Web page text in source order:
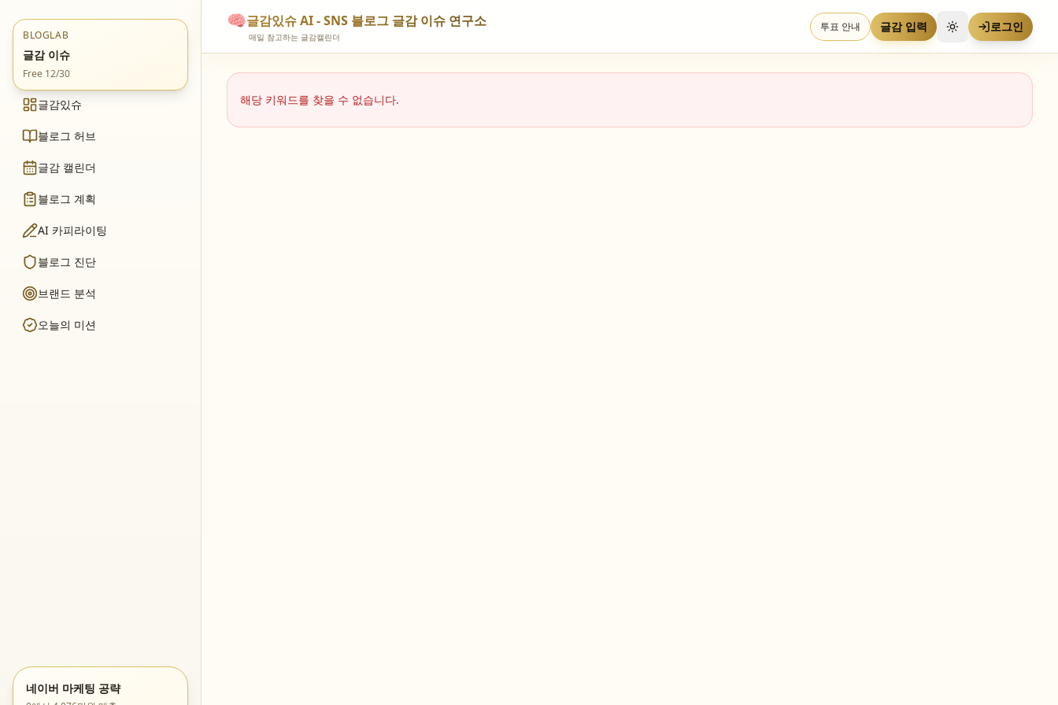
BLOGLAB
글감 이슈
Free 12/30
글감있슈
블로그 허브
글감 캘린더
블로그 계획
AI 카피라이팅
블로그 진단
브랜드 분석
오늘의 미션
네이버 마케팅 공략
🧠글감있슈 AI - SNS 블로그 글감 이슈 연구소
매일 참고하는 글감캘린더
투표 안내 글감 입력 테마 전환로그인
해당 키워드를 찾을 수 없습니다.